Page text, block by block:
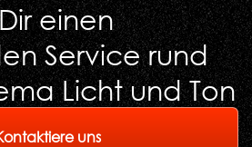
einen
Service rund
Licht und Ton
uns